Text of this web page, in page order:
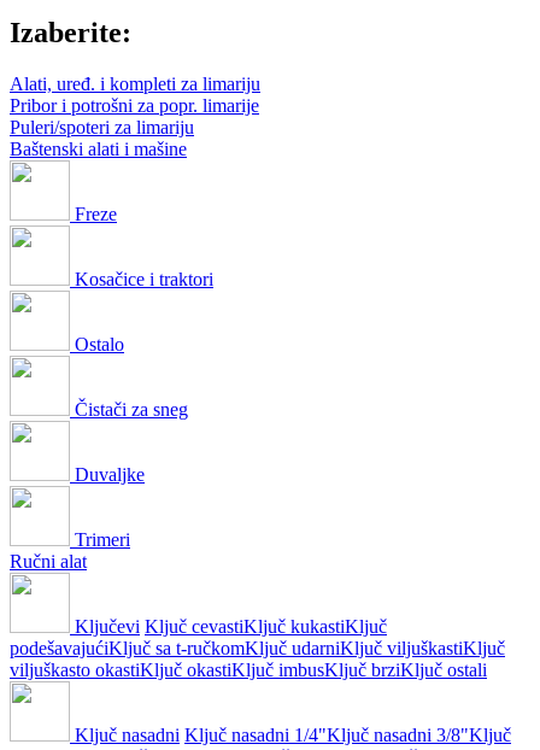
Izaberite:
Alati, uređ. i kompleti za limariju
Pribor i potrošni za popr. limarije
Puleri/spoteri za limariju
Baštenski alati i mašine
Freze
Kosačice i traktori
Ostalo
Čistači za sneg
Duvaljke
Trimeri
Ručni alat
Ključevi Ključ cevastiKljuč kukastiKljuč
podešavajućiKljuč sa t-ručkomKljuč udarniKljuč viljuškastiKljuč
viljuškasto okastiKljuč okastiKljuč imbusKljuč brziKljuč ostali
Ključ nasadni Ključ nasadni 1/4"Ključ nasadni 3/8"Ključ